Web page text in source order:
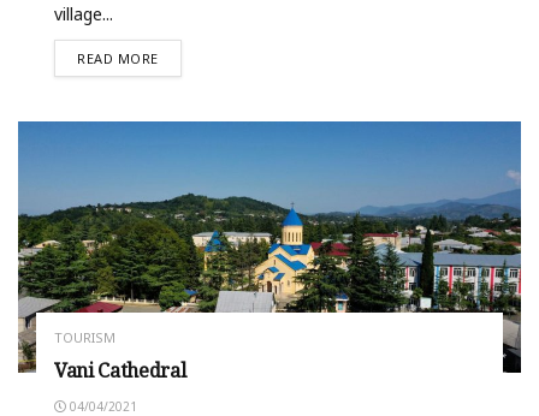
village...
READ MORE
TOURISM
Vani Cathedral
04/04/2021